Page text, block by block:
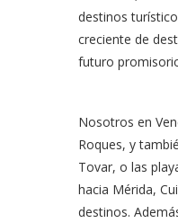
destinos
creciente de
futuro
Nosotros en
Roques, y
Tovar, o las
hacia Mérida,
destinos.